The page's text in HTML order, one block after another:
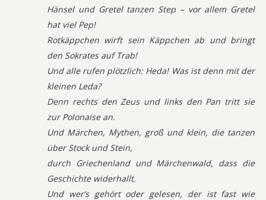
Hänsel und Gretel tanzen Step – vor allem Gretel
hat viel Pep!
Rotkäppchen wirft sein Käppchen ab und bringt
den Sokrates auf Trab!
Und alle rufen plötzlich: Heda! Was ist denn mit der
kleinen Leda?
Denn rechts den Zeus und links den Pan tritt sie
zur Polonaise an.
Und Märchen, Mythen, groß und klein, die tanzen
über Stock und Stein,
durch Griechenland und Märchenwald, dass die
Geschichte widerhallt.
Und wer’s gehört oder gelesen, der ist fast wie